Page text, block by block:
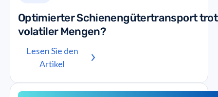
Optimierter Schienengütertransport
volatiler Mengen?
Lesen Sie den
Artikel